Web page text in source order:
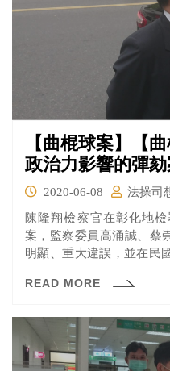
【曲棍球案】【
政治力影響的彈劾
2020-06-08
法操司
陳隆翔檢察官在彰化地
案，監察委員高涌誠、蔡
明顯、重大違誤，並在民
READ MORE